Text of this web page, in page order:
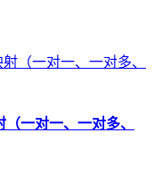
一对一、一对多、